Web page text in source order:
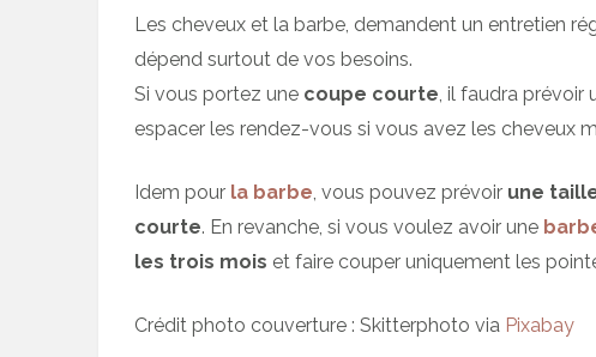
Les cheveux et la barbe, demandent un entretien
dépend surtout de vos besoins.
Si vous portez une coupe courte, il faudra prévoir
espacer les rendez-vous si vous avez les cheveux
Idem pour la barbe, vous pouvez prévoir une
courte. En revanche, si vous voulez avoir une
les trois mois et faire couper uniquement les
Crédit photo couverture : Skitterphoto via Pixabay